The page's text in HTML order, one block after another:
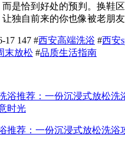
是恰到好处的预判。换鞋
让独自前来的你也像被老朋
17 147 #西安高端洗浴 #西安
末放松 #品质生活指南
推荐：一份沉浸式放松洗浴